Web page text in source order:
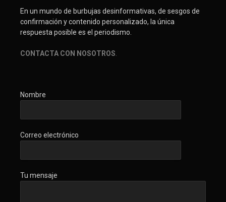
En un mundo de burbujas desinformativas, de sesgos de
confirmación y contenido personalizado, la única
respuesta posible es el periodismo.
CONTACTA CON NOSOTROS
Nombre
Correo electrónico
Tu mensaje